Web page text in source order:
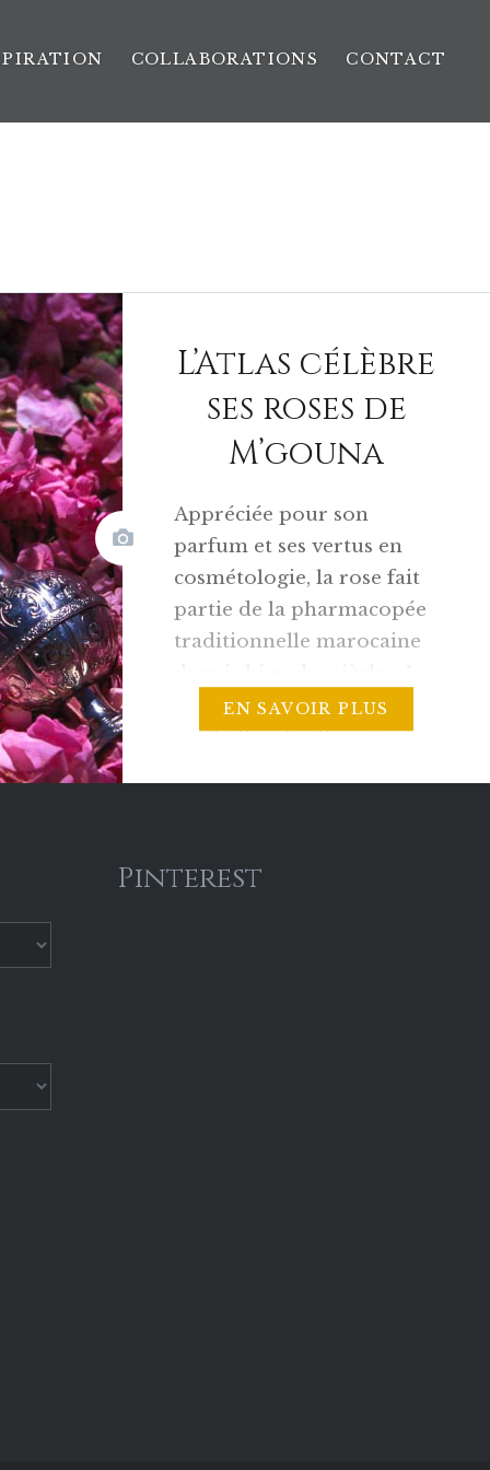
COLLABORATIONS CONTACT
L’Atlas célèbre
ses roses de
M’gouna
Appréciée pour son
parfum et ses vertus en
cosmétologie, la rose fait
partie de la pharmacopée
traditionnelle marocaine
Kelaa, vallée du M’goun
ou “Vallée des Roses” est
modernisation du pays
son authenticité et sa
EN SAVOIR PLUS
Pinterest